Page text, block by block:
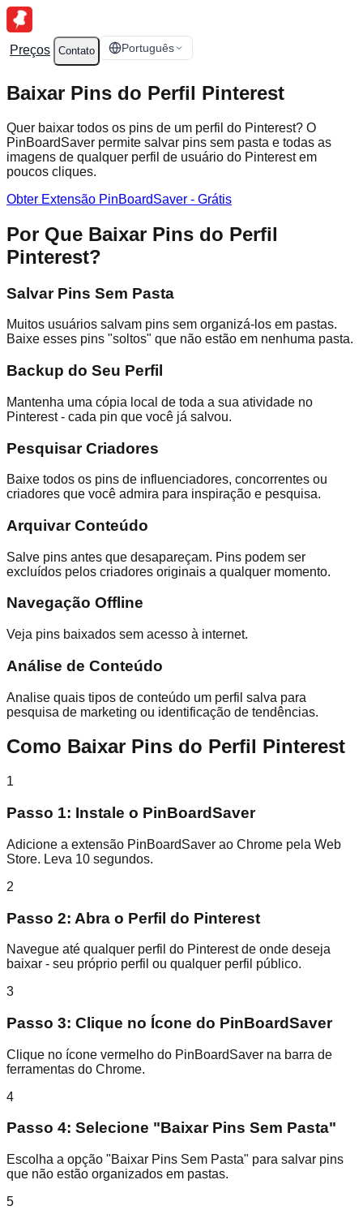
Preços Contato Português
Baixar Pins do Perfil Pinterest
Quer baixar todos os pins de um perfil do Pinterest? O
PinBoardSaver permite salvar pins sem pasta e todas as
imagens de qualquer perfil de usuário do Pinterest em
poucos cliques.
Obter Extensão PinBoardSaver - Grátis
Por Que Baixar Pins do Perfil
Pinterest?
Salvar Pins Sem Pasta
Muitos usuários salvam pins sem organizá-los em pastas.
Baixe esses pins "soltos" que não estão em nenhuma pasta.
Backup do Seu Perfil
Mantenha uma cópia local de toda a sua atividade no
Pinterest - cada pin que você já salvou.
Pesquisar Criadores
Baixe todos os pins de influenciadores, concorrentes ou
criadores que você admira para inspiração e pesquisa.
Arquivar Conteúdo
Salve pins antes que desapareçam. Pins podem ser
excluídos pelos criadores originais a qualquer momento.
Navegação Offline
Veja pins baixados sem acesso à internet.
Análise de Conteúdo
Analise quais tipos de conteúdo um perfil salva para
pesquisa de marketing ou identificação de tendências.
Como Baixar Pins do Perfil Pinterest
1
Passo 1: Instale o PinBoardSaver
Adicione a extensão PinBoardSaver ao Chrome pela Web
Store. Leva 10 segundos.
2
Passo 2: Abra o Perfil do Pinterest
Navegue até qualquer perfil do Pinterest de onde deseja
baixar - seu próprio perfil ou qualquer perfil público.
3
Passo 3: Clique no Ícone do PinBoardSaver
Clique no ícone vermelho do PinBoardSaver na barra de
ferramentas do Chrome.
4
Passo 4: Selecione "Baixar Pins Sem Pasta"
Escolha a opção "Baixar Pins Sem Pasta" para salvar pins
que não estão organizados em pastas.
5